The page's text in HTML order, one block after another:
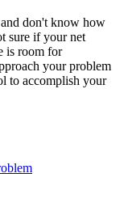
don't know how
sure if your net
is room for
your problem
to accomplish your